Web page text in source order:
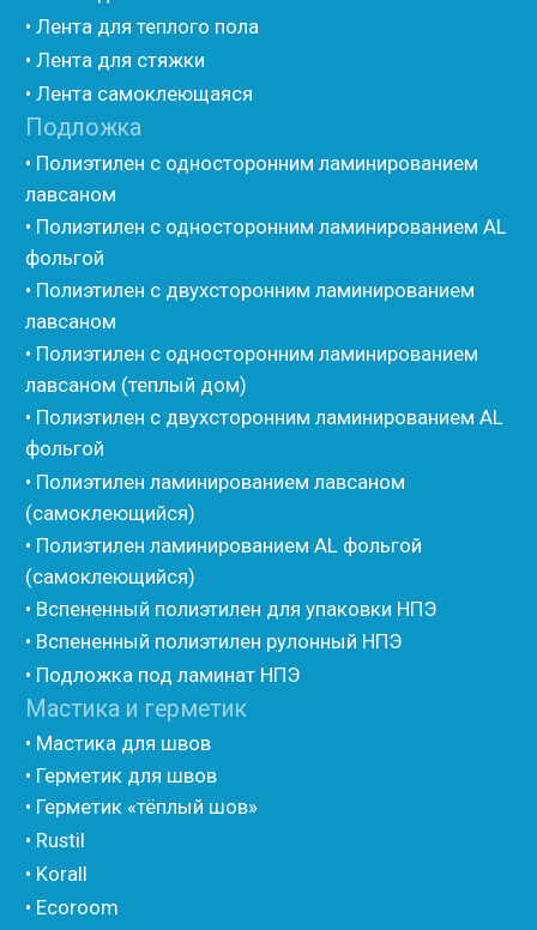
• Техническая изоляция Хотпайп
• Энергофлекс
• K-flex
• Вспененный каучук
• Вспененные EPDM уплотнители
• Изоком Шнур
• Изоком Жгут
• Стенофлекс Жгут
• Подложка Тепофол НПЭ
• Подложка Пенолин НПЭ
• Подложка Мосфол НПЭ
• Жгут Изонел
• Шнур Изонел
• Шнур Тилит
• Гернитовый шнур
• Бентонитовый шнур
• Стенофлекс для труб
• Мат из вспененного полиэтилена Тепофол
• Трубная изоляция из вспененного полиэтилена
Тилит
• Трубная изоляция из вспененного полиэтилена
Порилекс
• Трубная изоляция из вспененного полиэтилена
Изотом
• Шнур базальтовый теплоизоляционный
• Компенсационный мат вспененного полиэтилена
• Утеплитель для труб из вспененного полиэтилена
• Уплотнительный шнур HOT ROD XL
• ПСУЛ
• Ultima
• Фиброволокно
• Уголки
• Евроблок Isodom